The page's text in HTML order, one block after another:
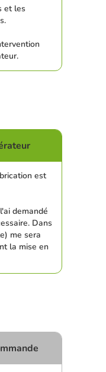
et les
est
demandé
Dans
me sera
la mise en